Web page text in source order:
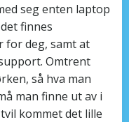
seg enten laptop
finnes
for deg, samt at
Omtrent
så hva man
man finne ut av i
kommet det lille